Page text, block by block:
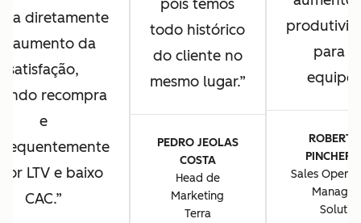
diretamente
aumento da
satisfação,
recompra
e
LTV e baixo
CAC.
pois temos
todo histórico
do cliente no
mesmo lugar.
PEDRO JEOLAS
COSTA
Head de
Marketing
Terra
para a
equipe.
ROBERTO
Sales
Manager
Soluti